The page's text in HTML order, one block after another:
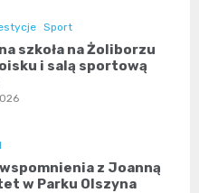
Sport
szkoła na Żoliborzu
i salą sportową
z Joanną
w Parku Olszyna